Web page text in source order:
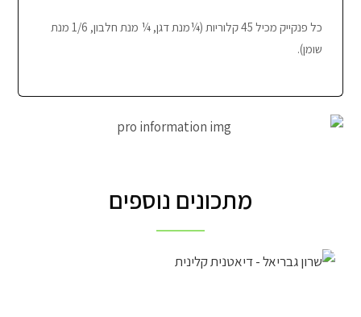
כל פנקייק מכיל 45 קלוריות (¼מנת דגן, ¼ מנת חלבון, 1/6 מנת
שומן).
מתכונים נוספים